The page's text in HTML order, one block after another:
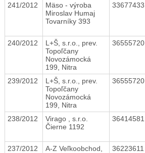
241/2012
Mäso - výroba
Miroslav Humaj
Tovarníky 393
33677433
240/2012
L+Š, s.r.o., prev.
Topoľčany
Novozámocká
199, Nitra
36555720
239/2012
L+Š, s.r.o., prev.
Topoľčany
Novozámocká
199, Nitra
36555720
238/2012
Virago , s.r.o.
Čierne 1192
36414581
237/2012
A-Z Veľkoobchod,
36223611